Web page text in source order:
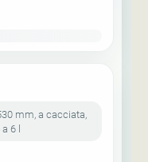
mm, a cacciata,
6 l